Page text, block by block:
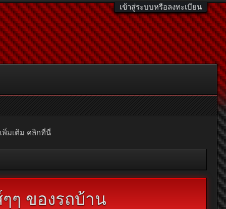
เข้าสู่ระบบหรือลงทะเบียน
พิ่มเติม คลิกที่นี่
ๆ ของรถบ้าน